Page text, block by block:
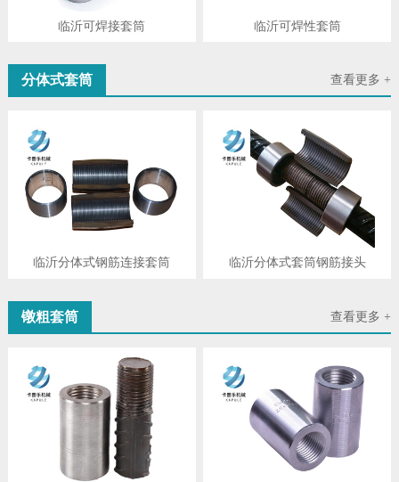
临沂可焊接套筒 临沂可焊性套筒
查看更多 +
分体式套筒
临沂分体式钢筋连接套筒 临沂分体式套筒钢筋接头
查看更多 +
镦粗套筒